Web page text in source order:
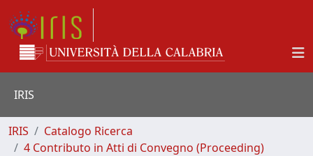
IRIS
IRIS
Catalogo Ricerca
4 Contributo in Atti di Convegno (Proceeding)